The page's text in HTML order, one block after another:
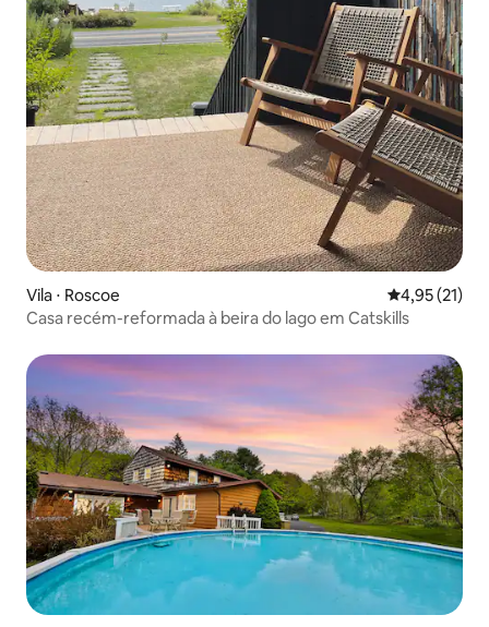
Vila ⋅ Roscoe 4,95 de uma
4,95 (21)
Casa recém-reformada à beira do lago em Catskills